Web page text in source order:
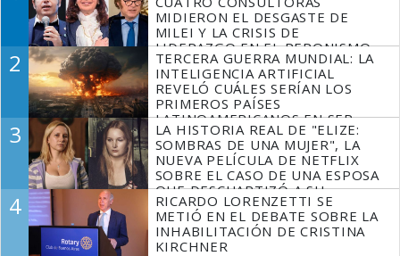
MIDIERON EL DESGASTE DE
MILEI Y LA CRISIS DE
LIDERAZGO EN EL PERONISMO
2
TERCERA GUERRA MUNDIAL: LA
INTELIGENCIA ARTIFICIAL
REVELÓ CUÁLES SERÍAN LOS
PRIMEROS PAÍSES
LATINOAMERICANOS EN SER
DERROTADOS
3
LA HISTORIA REAL DE "ELIZE:
SOMBRAS DE UNA MUJER", LA
NUEVA PELÍCULA DE NETFLIX
SOBRE EL CASO DE UNA ESPOSA
QUE DESCUARTIZÓ A SU
MARIDO
4
RICARDO LORENZETTI SE
METIÓ EN EL DEBATE SOBRE LA
INHABILITACIÓN DE CRISTINA
KIRCHNER